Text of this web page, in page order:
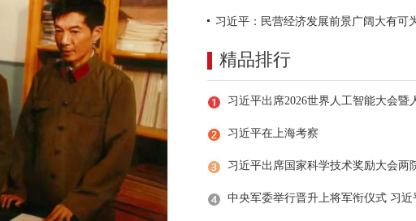
精品排行
习近平在上海考察